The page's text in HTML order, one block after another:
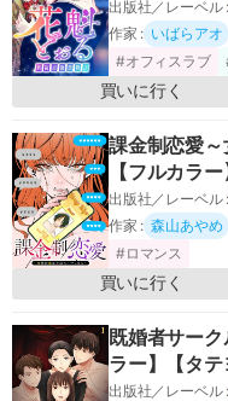
出版社／レーベル :
作家 : いばらアオ
#オフィスラブ
買いに行く
課金制恋愛
【フルカラ
出版社／レーベル :
作家 : 森山あやめ
#ロマンス
買いに行く
既婚者サー
ラー】【タテ
出版社／レーベル :